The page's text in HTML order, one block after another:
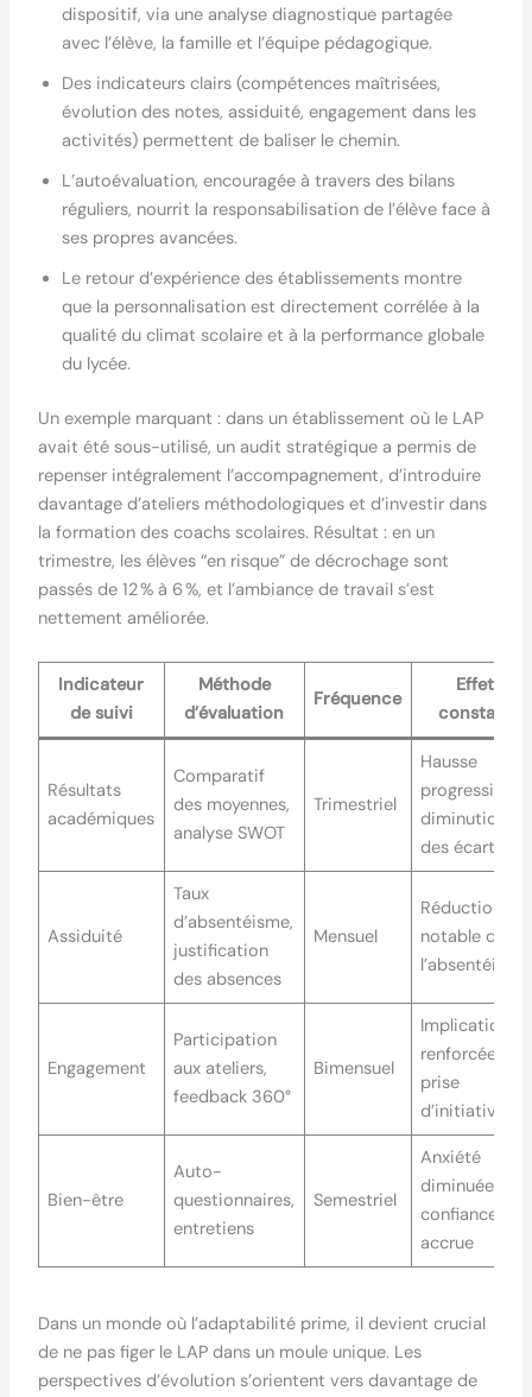
dispositif, via une analyse diagnostique partagée
avec l’élève, la famille et l’équipe pédagogique.
Des indicateurs clairs (compétences maîtrisées,
évolution des notes, assiduité, engagement dans les
activités) permettent de baliser le chemin.
L’autoévaluation, encouragée à travers des bilans
réguliers, nourrit la responsabilisation de l’élève face à
ses propres avancées.
Le retour d’expérience des établissements montre
que la personnalisation est directement corrélée à la
qualité du climat scolaire et à la performance globale
du lycée.
Un exemple marquant : dans un établissement où le LAP
avait été sous-utilisé, un audit stratégique a permis de
repenser intégralement l’accompagnement, d’introduire
davantage d’ateliers méthodologiques et d’investir dans
la formation des coachs scolaires. Résultat : en un
trimestre, les élèves “en risque” de décrochage sont
passés de 12 % à 6 %, et l’ambiance de travail s’est
nettement améliorée.
Indicateur
de suivi
Méthode
d’évaluation
Fréquence
Effet
constaté
Résultats
académiques
Comparatif
des moyennes,
analyse SWOT
Trimestriel
Hausse
progressive,
diminution
des écarts
Assiduité
Taux
d’absentéisme,
justification
des absences
Mensuel
Réduction
notable de
l’absentéisme
Engagement
Participation
aux ateliers,
feedback 360°
Bimensuel
Implication
renforcée,
prise
d’initiative
Bien-être
Auto-
questionnaires,
entretiens
Semestriel
Anxiété
diminuée,
confiance
accrue
Dans un monde où l’adaptabilité prime, il devient crucial
de ne pas figer le LAP dans un moule unique. Les
perspectives d’évolution s’orientent vers davantage de